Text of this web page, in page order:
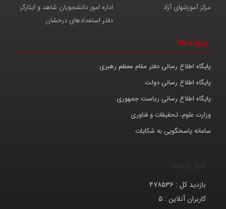
اداره امور دانشجویان شاهد و ایثارگر
مرکز آموزشهای آزاد
دفتر استعدادهای درخشان
پیوندها
پایگاه اطلاع رسانی دفتر مقام معظم رهبری
پایگاه اطلاع رسانی دولت
پایگاه اطلاع رسانی ریاست جمهوری
وزارت علوم، تحقیقات و فناوری
سامانه پاسخگویی به شکایات
بازدید کل : ۴۷۸۵۳۶
کاربران آنلاین : ۵